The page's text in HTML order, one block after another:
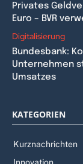
Privates
Euro – BVR
Digitalisierung
Bundesbank:
Unternehmen
Umsatzes
KATEGORIEN
Kurznachrichten
Innovation